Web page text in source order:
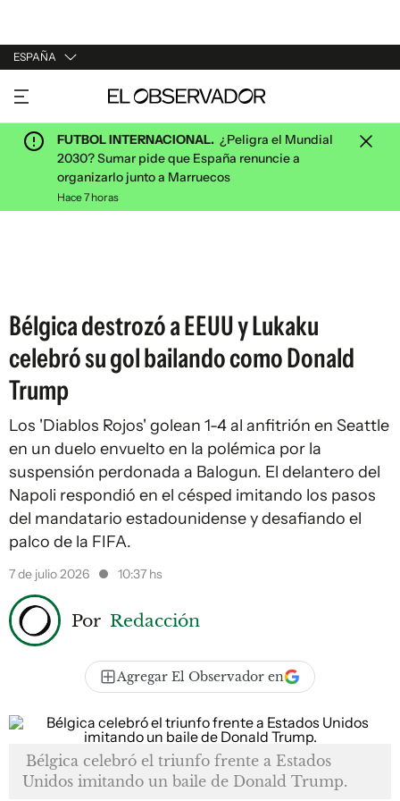
ESPAÑA
URUGUAY
ARGENTINA
ESPAÑA
ESTADOS UNIDOS
FUTBOL INTERNACIONAL. ¿Peligra el Mundial
2030? Sumar pide que España renuncie a
organizarlo junto a Marruecos
Hace 7 horas
Bélgica destrozó a EEUU y Lukaku
celebró su gol bailando como Donald
Trump
Los 'Diablos Rojos' golean 1-4 al anfitrión en Seattle
en un duelo envuelto en la polémica por la
suspensión perdonada a Balogun. El delantero del
Napoli respondió en el césped imitando los pasos
del mandatario estadounidense y desafiando el
palco de la FIFA.
7 de julio 2026 10:37 hs
Por Redacción
Agregar El Observador en
Bélgica celebró el triunfo frente a Estados
Unidos imitando un baile de Donald Trump.